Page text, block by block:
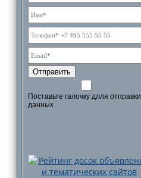
Отправить
Поставьте галочку длля отправки
данных